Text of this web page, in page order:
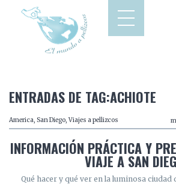
ENTRADAS DE TAG:ACHIOTE
America, San Diego, Viajes a pellizcos
INFORMACIÓN PRÁCTICA Y
VIAJE A SAN
Qué hacer y qué ver en la luminosa ciudad